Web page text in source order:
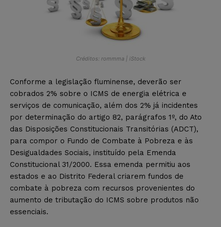
Créditos: rommma | iStock
Conforme a legislação fluminense, deverão ser
cobrados 2% sobre o ICMS de energia elétrica e
serviços de comunicação, além dos 2% já incidentes
por determinação do artigo 82, parágrafos 1º, do Ato
das Disposições Constitucionais Transitórias (ADCT),
para compor o Fundo de Combate à Pobreza e às
Desigualdades Sociais, instituído pela Emenda
Constitucional 31/2000. Essa emenda permitiu aos
estados e ao Distrito Federal criarem fundos de
combate à pobreza com recursos provenientes do
aumento de tributação do ICMS sobre produtos não
essenciais.